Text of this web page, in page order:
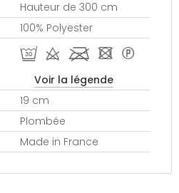
Hauteur de 300 cm
100% Polyester
R d l - *
Voir la légende
19 cm
Plombée
Made in France